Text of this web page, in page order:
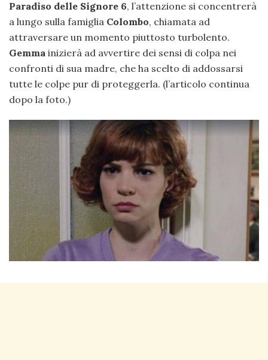
Paradiso delle Signore 6, l’attenzione si concentrerà
a lungo sulla famiglia Colombo, chiamata ad
attraversare un momento piuttosto turbolento.
Gemma inizierà ad avvertire dei sensi di colpa nei
confronti di sua madre, che ha scelto di addossarsi
tutte le colpe pur di proteggerla. (l’articolo continua
dopo la foto.)